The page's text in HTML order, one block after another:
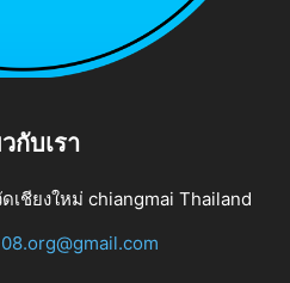
กับเรา
เชียงใหม่ chiangmai Thailand